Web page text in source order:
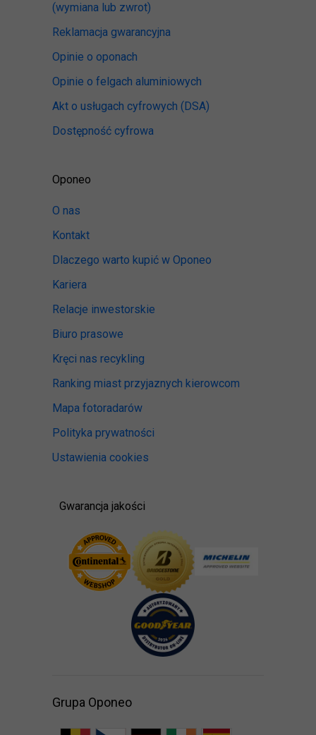
(wymiana lub zwrot)
Reklamacja gwarancyjna
Opinie o oponach
Opinie o felgach aluminiowych
Akt o usługach cyfrowych (DSA)
Dostępność cyfrowa
Oponeo
O nas
Kontakt
Dlaczego warto kupić w Oponeo
Kariera
Relacje inwestorskie
Biuro prasowe
Kręci nas recykling
Ranking miast przyjaznych kierowcom
Mapa fotoradarów
Polityka prywatności
Ustawienia cookies
Gwarancja jakości
Grupa Oponeo